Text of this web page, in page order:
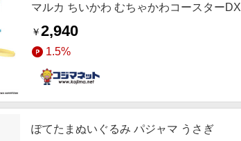
マルカ ちいかわ むちゃかわコースターDX
￥2,940
1.5%
ぽてたまぬいぐるみ パジャマ うさぎ